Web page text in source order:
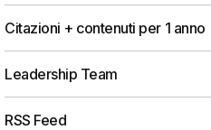
Citazioni + contenuti per 1 anno
Leadership Team
RSS Feed